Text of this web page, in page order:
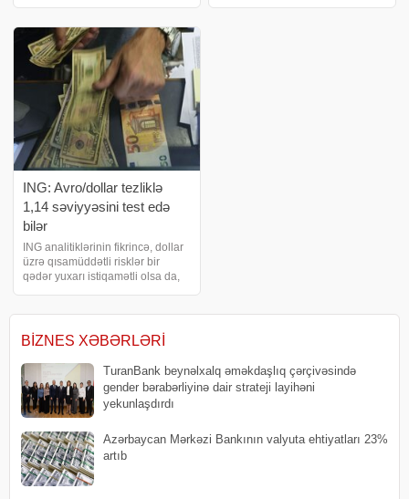
Xidmətə istinadən xəbər verir ki,
indiyədək ölkə ərazisində 11
ING: Avro/dollar tezliklə
1,14 səviyyəsini test edə
bilər
ING analitiklərinin fikrincə, dollar
üzrə qısamüddətli risklər bir
qədər yuxarı istiqamətli olsa da,
görünür. Analitiklər avro/dolla
BIZNES XƏBƏRLƏRI
TuranBank beynəlxalq əməkdaşlıq çərçivəsində
gender bərabərliyinə dair strateji layihəni
yekunlaşdırdı
Azərbaycan Mərkəzi Bankının valyuta ehtiyatları 23%
artıb